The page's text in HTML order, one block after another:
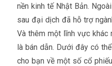
nền kinh tế Nhật Bản.
sau đại dịch đã hỗ trợ
Và thêm một lĩnh vực khác
là bán dẫn. Dưới đây có
cho bạn về một số cổ